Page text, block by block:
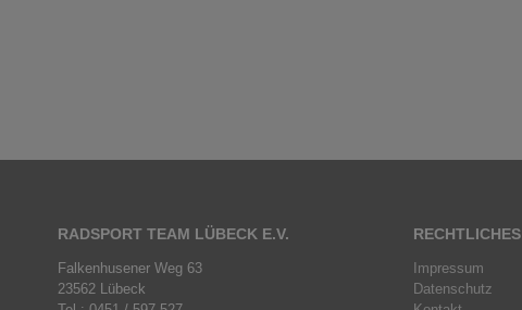
RADSPORT TEAM LÜBECK E.V.
Falkenhusener Weg 63
23562 Lübeck
RECHTLICHES
Impressum
Datenschutz